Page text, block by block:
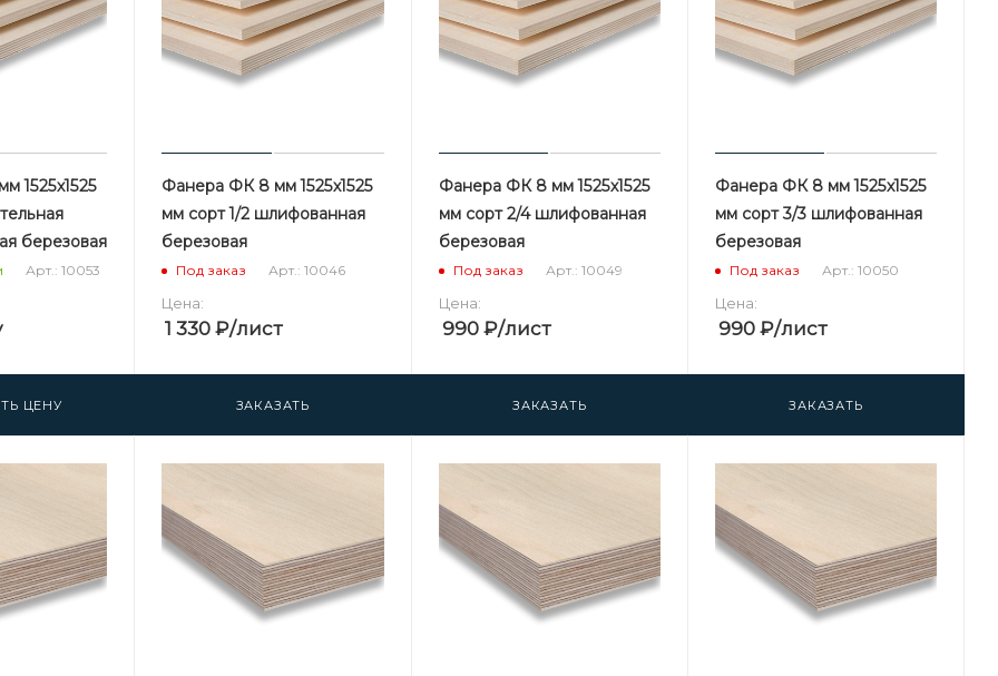
1525х1525
березовая
Арт.: 10053
ЦЕНУ
Фанера ФК 8 мм 1525х1525
мм сорт 1/2 шлифованная
березовая
Под заказ Арт.: 10046
Цена:
1 330 ₽/лист
ЗАКАЗАТЬ
Фанера ФК 8 мм 1525х1525
мм сорт 2/4 шлифованная
березовая
Под заказ Арт.: 10049
Цена:
990₽/лист
ЗАКАЗАТЬ
Фанера ФК 8 мм 1525х1525
мм сорт 3/3 шлифованная
березовая
Под заказ Арт.: 10050
Цена:
990₽/лист
ЗАКАЗАТЬ